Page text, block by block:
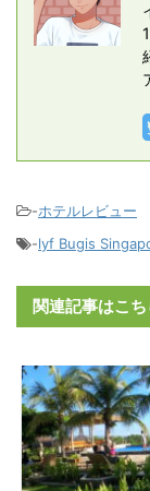
-ホテルレビュー
-lyf Bugis
関連記事はこち